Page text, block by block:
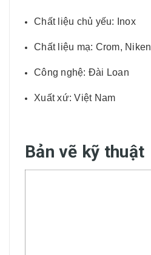
Chất liệu chủ yếu: Inox
Chất liệu mạ: Crom, Niken
Công nghệ: Đài Loan
Xuất xứ: Việt Nam
Bản vẽ kỹ thuật